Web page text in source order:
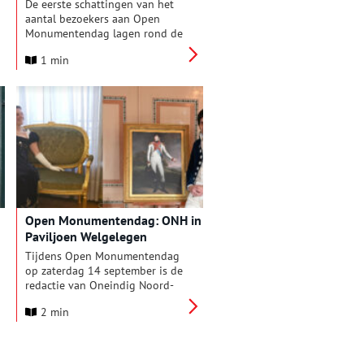
De eerste schattingen van het
aantal bezoekers aan Open
Monumentendag lagen rond de
onderzoek blijkt dat zelfs de
dit jaar is gehaald! Geniet
samen met ons nog even na van
Open Monumentendag 2024
met de speciale aftermovie.
1 min
Open Monumentendag: ONH in
Paviljoen Welgelegen
Tijdens Open Monumentendag
op zaterdag 14 september is de
redactie van Oneindig Noord-
Provinciehuis van Noord-
2 min